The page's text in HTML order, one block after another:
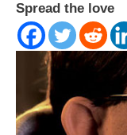
Spread the love